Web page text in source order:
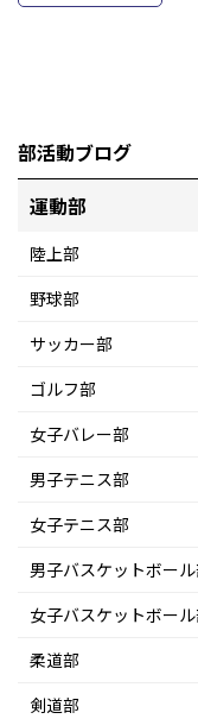
部活動ブログ
運動部
陸上部
野球部
サッカー部
ゴルフ部
女子バレー部
男子テニス部
女子テニス部
男子バスケットボー
女子バスケットボー
柔道部
剣道部